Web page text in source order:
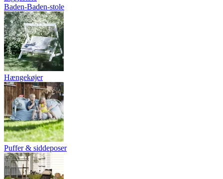
Baden-Baden-stole
Hængekøjer
Puffer & siddeposer